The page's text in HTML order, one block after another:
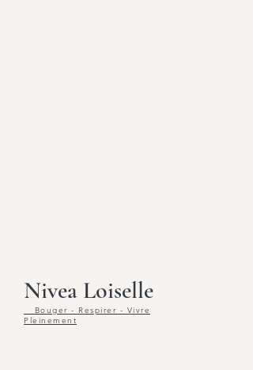
Nivea Loiselle
Bouger - Respirer - Vivre
Pleinement